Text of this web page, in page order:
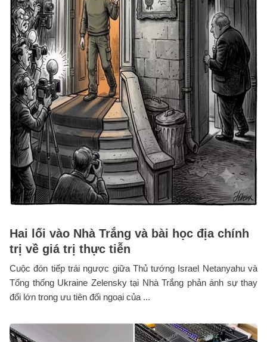
Hai lối vào Nhà Trắng và bài học địa chính
trị về giá trị thực tiễn
Cuộc đón tiếp trái ngược giữa Thủ tướng Israel Netanyahu và
Tổng thống Ukraine Zelensky tại Nhà Trắng phản ánh sự thay
đổi lớn trong ưu tiên đối ngoại của ...